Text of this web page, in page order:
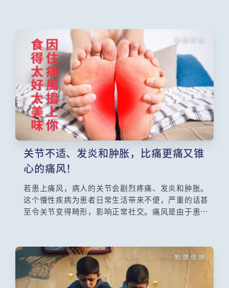
香港理工大学康复治疗科学系助理教授梁晓莛博士为
你详细讲解！
关节不适、发炎和肿胀，比痛更痛又锥
心的痛风！
若患上痛风，病人的关节会剧烈疼痛、发炎和肿胀。
这个慢性疾病为患者日常生活带来不便，严重的话甚
至令关节变得畸形，影响正常社交。痛风是由于患者
竟西医如何治疗痛风？本集请来香港中文大学内科及
药物治疗学系助理教授苏晧医生，为大家详细讲解痛
风的成因，并建议不同的治疗及预防方法。